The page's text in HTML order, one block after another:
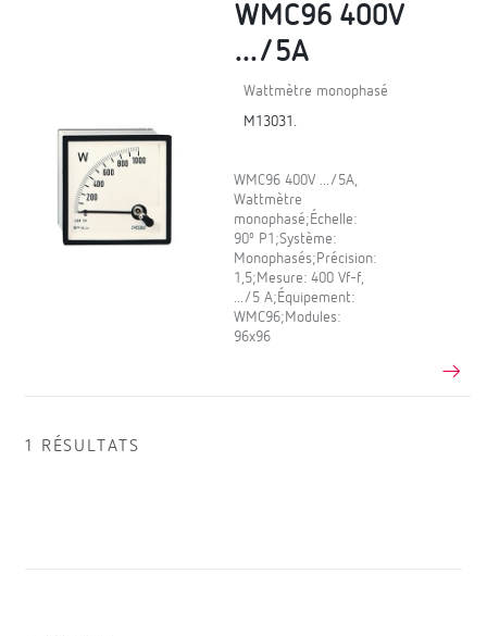
WMC96 400V
.../5A
Wattmètre monophasé
M13031.
WMC96 400V .../5A,
Wattmètre
monophasé;Échelle:
90º P1;Système:
Monophasés;Précision:
1,5;Mesure: 400 Vf-f,
.../5 A;Équipement:
WMC96;Modules:
96x96
1 RÉSULTATS